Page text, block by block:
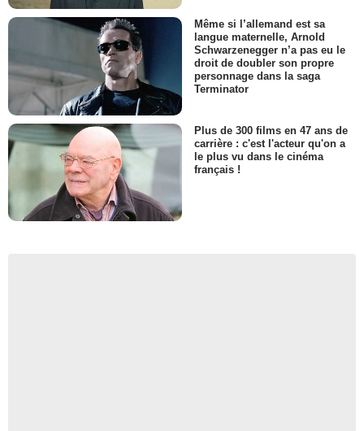
Même si l’allemand est sa
langue maternelle, Arnold
Schwarzenegger n’a pas eu le
droit de doubler son propre
personnage dans la saga
Terminator
Plus de 300 films en 47 ans de
carrière : c'est l'acteur qu'on a
le plus vu dans le cinéma
français !